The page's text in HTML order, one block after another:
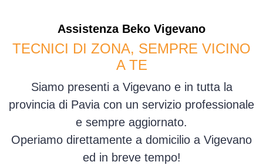
Assistenza Beko Vigevano
TECNICI DI ZONA, SEMPRE VICINO
A TE
Siamo presenti a Vigevano e in tutta la
provincia di Pavia con un servizio professionale
e sempre aggiornato.
Operiamo direttamente a domicilio a Vigevano
ed in breve tempo!